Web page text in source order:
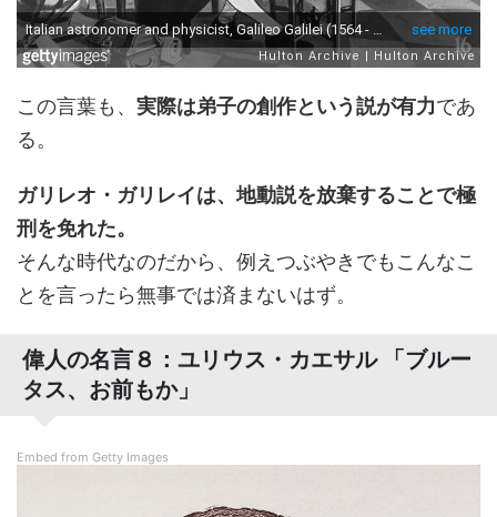
この言葉も、 実際は弟子の創作という説が有力であ
る。
ガリレオ・ガリレイは、地動説を放棄することで極
刑を免れた。
そんな時代なのだから、例えつぶやきでもこんなこ
とを言ったら無事では済まないはず。
偉人の名言８：ユリウス・カエサル 「ブルー
タス、お前もか」
Embed from Getty Images